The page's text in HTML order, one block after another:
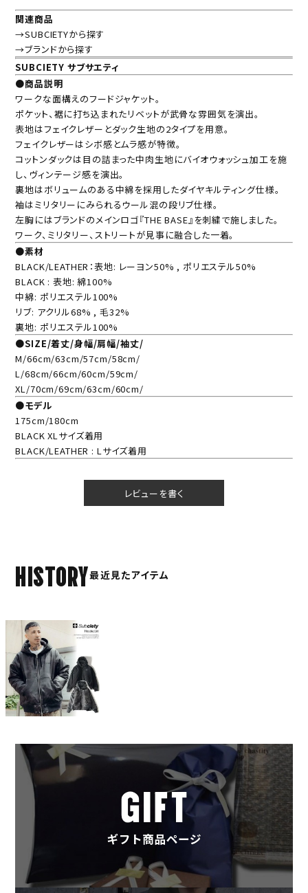
関連商品
→SUBCIETYから探す
→ブランドから探す
SUBCIETY サブサエティ
●商品説明
ワークな面構えのフードジャケット。
ポケット、裾に打ち込まれたリベットが武骨な雰囲気を演出。
表地はフェイクレザーとダック生地の2タイプを用意。
フェイクレザーはシボ感とムラ感が特徴。
コットンダックは目の詰まった中肉生地にバイオウォッシュ加工を施
し、ヴィンテージ感を演出。
裏地はボリュームのある中綿を採用したダイヤキルティング仕様。
袖はミリタリーにみられるウール混の段リブ仕様。
左胸にはブランドのメインロゴ『THE BASE』を刺繍で施しました。
ワーク、ミリタリー、ストリートが見事に融合した一着。
●素材
BLACK/LEATHER：表地: レーヨン50% , ポリエステル50%
BLACK : 表地: 綿100%
中綿: ポリエステル100%
リブ: アクリル68% , 毛32%
裏地: ポリエステル100%
●SIZE/着丈/身幅/肩幅/袖丈/
M/66cm/63cm/57cm/58cm/
L/68cm/66cm/60cm/59cm/
XL/70cm/69cm/63cm/60cm/
●モデル
175cm/180cm
BLACK XLサイズ着用
BLACK/LEATHER : Lサイズ着用
レビューを書く
HISTORY最近見たアイテム